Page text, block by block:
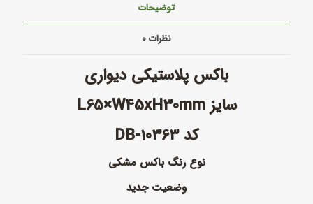
توضیحات
نظرات۰
باکس پلاستیکی دیواری
سایز L65×W45xH30mm
کد DB-10363
نوع رنگ باکس مشکی
وضعیت جدید